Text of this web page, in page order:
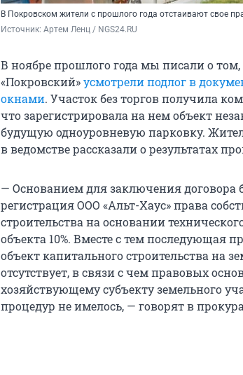
В Покровском жители с прошлого года отстаивают свое
Источник: Артем Ленц / NGS24.RU
В ноябре прошлого года мы писали о
«Покровский»усмотрели подлог в
окнами. Участок без торгов получила
что зарегистрировала на нем объект
будущую одноуровневую парковку.
в ведомстве рассказали о результатах
— Основанием для заключения договора
регистрация ООО «Альт-Хаус» права
строительства на основании
объекта 10%. Вместе с тем последующая
объект капитального строительства на
отсутствует, в связи с чем правовых
хозяйствующему субъекту земельного
процедур не имелось, — говорят в